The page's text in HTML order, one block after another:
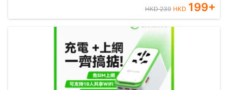
HKD239 HKD 199+